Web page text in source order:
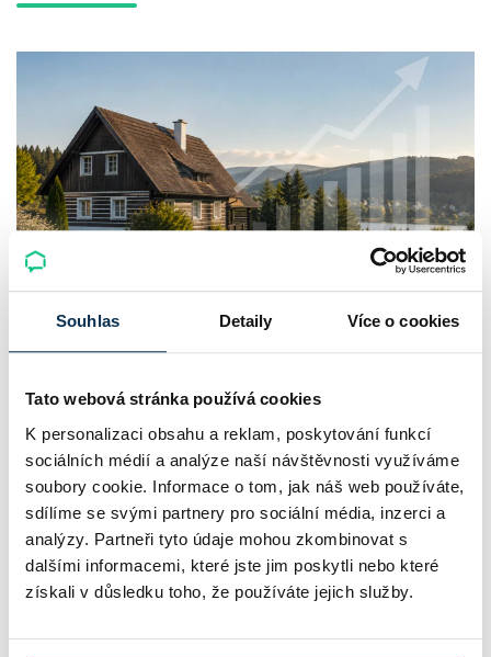
Souhlas Detaily Více o cookies
Tato webová stránka používá cookies
K personalizaci obsahu a reklam, poskytování funkcí
sociálních médií a analýze naší návštěvnosti využíváme
soubory cookie. Informace o tom, jak náš web používáte,
sdílíme se svými partnery pro sociální média, inzerci a
analýzy. Partneři tyto údaje mohou zkombinovat s
dalšími informacemi, které jste jim poskytli nebo které
získali v důsledku toho, že používáte jejich služby.
Chaty a chalupy v ČR zdražují, nabídka
klesá a trh zrychluje
Český trh rekreačních nemovitostí letos ukazuje nečekanou
odolnost. Chaty a chalupy podle čerstvých dat za poslední
2 roky zdražily o 21,8 %, zároveň ale výrazně ubylo nabídek
a prodejní tempo…
Pavel Pohanka| aktualizováno: 04.08.2026